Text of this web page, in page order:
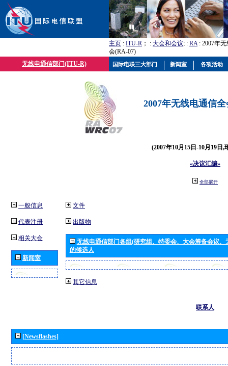
主页 : ITU-R ； : 大会和会议; : RA: 2007年
会(RA-07)
无线电通信部门(ITU-R)
2007年无线电通信
(2007年10月15日-10月19日,
«决议汇编»
全部展开
一般信息
代表注册
相关大会
新闻室
文件
出版物
无线电通信部门各组(研究组、特委会、大会筹备会议
的候选人
其它信息
联系人
[Newsflashes]
国际电联三大部门 新闻室 各项活动